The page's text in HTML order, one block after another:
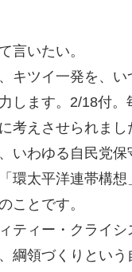
言いたい。
キツイ一発を、
します。2/18付
考えさせられまし
いわゆる自民党
環太平洋連帯構
ことです。
ティー・クライシ
綱領づくりとい